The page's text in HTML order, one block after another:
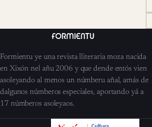
Formientu ye una revista lliteraria moza nacida
en Xixón nel añu 2006 y que dende entós vien
asoleyando al menos un númberu añal, amás de
dalgunos númberos especiales, aportando yá a
17 númberos asoleyaos.